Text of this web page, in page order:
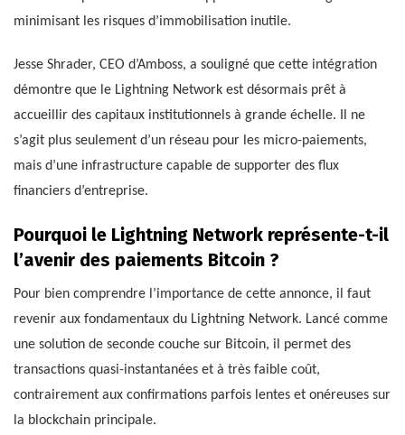
minimisant les risques d’immobilisation inutile.
Jesse Shrader, CEO d’Amboss, a souligné que cette intégration
démontre que le Lightning Network est désormais prêt à
accueillir des capitaux institutionnels à grande échelle. Il ne
s’agit plus seulement d’un réseau pour les micro-paiements,
mais d’une infrastructure capable de supporter des flux
financiers d’entreprise.
Pourquoi le Lightning Network représente-t-il
l’avenir des paiements Bitcoin ?
Pour bien comprendre l’importance de cette annonce, il faut
revenir aux fondamentaux du Lightning Network. Lancé comme
une solution de seconde couche sur Bitcoin, il permet des
transactions quasi-instantanées et à très faible coût,
contrairement aux confirmations parfois lentes et onéreuses sur
la blockchain principale.